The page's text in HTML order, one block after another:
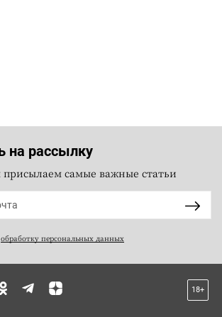
на рассылку
самые важные статьи
обработку персональных данных
18+